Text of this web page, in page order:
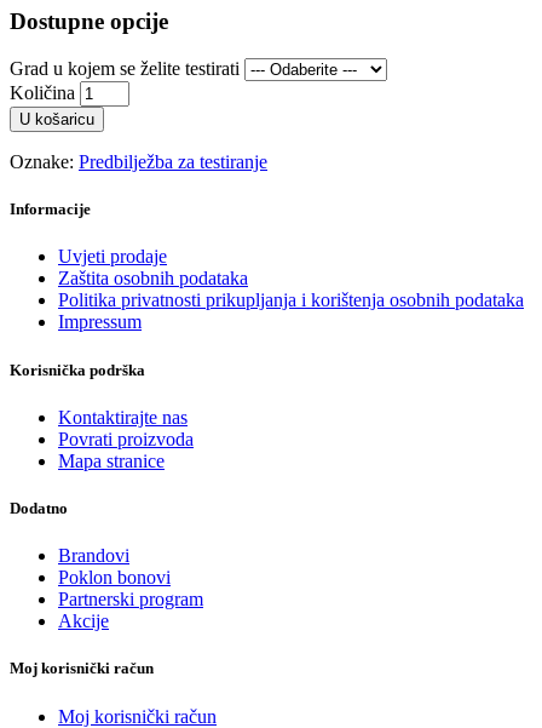
Dostupne opcije
Grad u kojem se želite testirati
Količina
U košaricu
Oznake: Predbilježba za testiranje
Informacije
Uvjeti prodaje
Zaštita osobnih podataka
Politika privatnosti prikupljanja i korištenja osobnih podataka
Impressum
Korisnička podrška
Kontaktirajte nas
Povrati proizvoda
Mapa stranice
Dodatno
Brandovi
Poklon bonovi
Partnerski program
Akcije
Moj korisnički račun
Moj korisnički račun